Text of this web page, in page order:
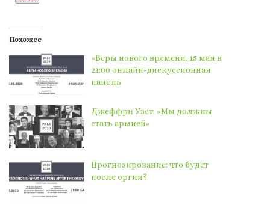
Похожее
«Веры нового времени. 15 мая в
21:00 онлайн-дискуссионная
панель
Джеффри Уэст: «Мы должны
стать армией»
Прогнозирование: что будет
после оргии?